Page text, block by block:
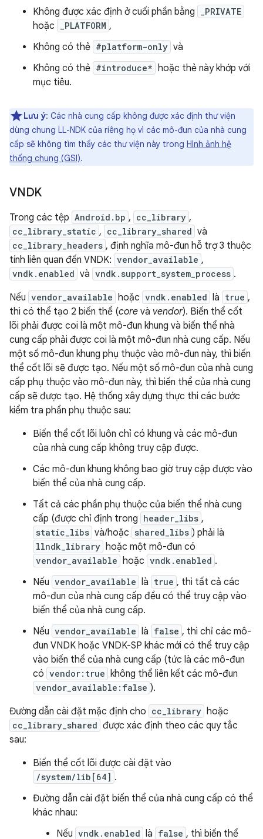
Không được xác định ở cuối phần bằng
_PRIVATE
hoặc _PLATFORM ,
Không có thẻ #platform-only và
Không có thẻ #introduce*
hoặc thẻ này khớp với
mục tiêu.
Lưu ý: Các nhà cung cấp không được xác định thư viện
dùng chung LL-NDK của riêng họ vì các mô-đun của nhà cung
cấp sẽ không tìm thấy các thư viện này trong Hình ảnh hệ
thống chung (GSI).
VNDK
Trong các tệp Android.bp , cc_library ,
cc_library_static , cc_library_shared và
cc_library_headers , định nghĩa mô-đun hỗ trợ 3 thuộc
tính liên quan đến VNDK: vendor_available ,
vndk.enabled và vndk.support_system_process .
Nếu vendor_available hoặc vndk.enabled là true ,
thì có thể tạo 2 biến thể (core và vendor). Biến thể cốt
lõi phải được coi là một mô-đun khung và biến thể nhà
cung cấp phải được coi là một mô-đun nhà cung cấp. Nếu
một số mô-đun khung phụ thuộc vào mô-đun này, thì biến
thể cốt lõi sẽ được tạo. Nếu một số mô-đun của nhà cung
cấp phụ thuộc vào mô-đun này, thì biến thể của nhà cung
cấp sẽ được tạo. Hệ thống xây dựng thực thi các bước
kiểm tra phần phụ thuộc sau:
Biến thể cốt lõi luôn chỉ có khung và các mô-đun
của nhà cung cấp không truy cập được.
Các mô-đun khung không bao giờ truy cập được vào
biến thể của nhà cung cấp.
Tất cả các phần phụ thuộc của biến thể nhà cung
cấp (được chỉ định trong header_libs ,
static_libs và/hoặc shared_libs ) phải là
llndk_library hoặc một mô-đun có
vendor_available hoặc vndk.enabled .
Nếu vendor_available là true , thì tất cả các
mô-đun của nhà cung cấp đều có thể truy cập vào
biến thể của nhà cung cấp.
Nếu vendor_available là false , thì chỉ các mô-
đun VNDK hoặc VNDK-SP khác mới có thể truy cập
vào biến thể của nhà cung cấp (tức là các mô-đun
có vendor:true không thể liên kết các mô-đun
vendor_available:false ).
Đường dẫn cài đặt mặc định cho cc_library hoặc
cc_library_shared được xác định theo các quy tắc
sau:
Biến thể cốt lõi được cài đặt vào
/system/lib[64] .
Đường dẫn cài đặt biến thể của nhà cung cấp có thể
khác nhau:
Nếu vndk.enabled là false , thì biến thể